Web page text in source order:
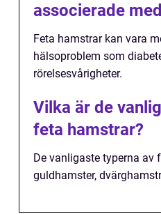
associerade
Feta hamstrar kan vara
hälsoproblem som
rörelsesvårigheter.
Vilka är de
feta hamstrar?
De vanligaste typerna av
guldhamster,